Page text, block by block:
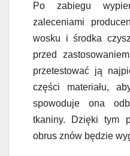
Po zabiegu
zaleceniami
wosku i środka
przed
przetestować ją
części materiału,
spowoduje ona
tkaniny. Dzięki tym
obrus znów będzie